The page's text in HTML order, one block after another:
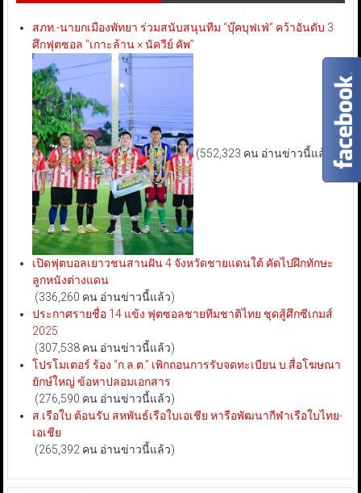
สภท.-นายกเมืองพัทยา ร่วมสนับสนุนทีม “บุ๊คบุฟเฟ่” คว้าอันดับ 3
ศึกฟุตซอล “เกาะล้าน × นัควีย์ คัพ”
(552,323 คน อ่านข่าวนี้แล้ว)
เปิดฟุตบอลเยาวชนสานฝัน 4 จังหวัดชายแดนใต้ คัดไปฝึกทักษะ
ลูกหนังต่างแดน
(336,260 คน อ่านข่าวนี้แล้ว)
ประกาศรายชื่อ 14 แข้ง ฟุตซอลชายทีมชาติไทย ชุดสู้ศึกซีเกมส์
2025
(307,538 คน อ่านข่าวนี้แล้ว)
โปรโมเตอร์ ร้อง “ก.ล.ต.” เพิกถอนการรับจดทะเบียน บ.สื่อโฆษณา
ยักษ์ใหญ่ ข้อหาปลอมเอกสาร
(276,590 คน อ่านข่าวนี้แล้ว)
ส.เรือใบ ต้อนรับ สหพันธ์เรือใบเอเชีย หารือพัฒนากีฬาเรือใบไทย-
เอเชีย
(265,392 คน อ่านข่าวนี้แล้ว)